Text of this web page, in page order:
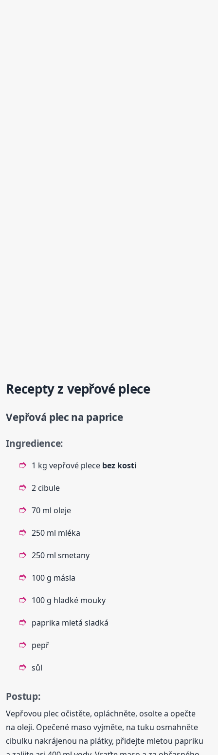
Recepty z vepřové plece
Vepřová plec na paprice
Ingredience:
1 kg vepřové plece bez kosti
2 cibule
70 ml oleje
250 ml mléka
250 ml smetany
100 g másla
100 g hladké mouky
paprika mletá sladká
pepř
sůl
Postup:
Vepřovou plec očistěte, opláchněte, osolte a opečte
na oleji. Opečené maso vyjměte, na tuku osmahněte
cibulku nakrájenou na plátky, přidejte mletou papriku